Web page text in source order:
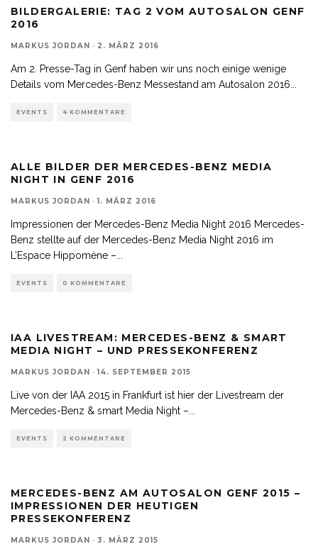
BILDERGALERIE: TAG 2 VOM AUTOSALON GENF
2016
MARKUS JORDAN · 2. MÄRZ 2016
Am 2. Presse-Tag in Genf haben wir uns noch einige wenige
Details vom Mercedes-Benz Messestand am Autosalon 2016...
EVENTS 4 KOMMENTARE
ALLE BILDER DER MERCEDES-BENZ MEDIA
NIGHT IN GENF 2016
MARKUS JORDAN · 1. MÄRZ 2016
Impressionen der Mercedes-Benz Media Night 2016 Mercedes-
Benz stellte auf der Mercedes-Benz Media Night 2016 im
L’Espace Hippomène –...
EVENTS 0 KOMMENTARE
IAA LIVESTREAM: MERCEDES-BENZ & SMART
MEDIA NIGHT – UND PRESSEKONFERENZ
MARKUS JORDAN · 14. SEPTEMBER 2015
Live von der IAA 2015 in Frankfurt ist hier der Livestream der
Mercedes-Benz & smart Media Night –...
EVENTS 2 KOMMENTARE
MERCEDES-BENZ AM AUTOSALON GENF 2015 –
IMPRESSIONEN DER HEUTIGEN
PRESSEKONFERENZ
MARKUS JORDAN · 3. MÄRZ 2015